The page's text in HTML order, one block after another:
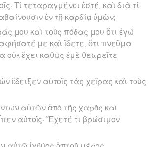
Τί τεταραγμένοι ἐστέ, καὶ διὰ τί
ἐν τῇ καρδίᾳ ὑμῶν;
μου καὶ τοὺς πόδας μου ὅτι ἐγώ
με καὶ ἴδετε, ὅτι πνεῦμα
οὐκ ἔχει καθὼς ἐμὲ θεωρεῖτε
ἔδειξεν αὐτοῖς τὰς χεῖρας καὶ τοὺς
αὐτῶν ἀπὸ τῆς χαρᾶς καὶ
αὐτοῖς· Ἔχετέ τι βρώσιμον